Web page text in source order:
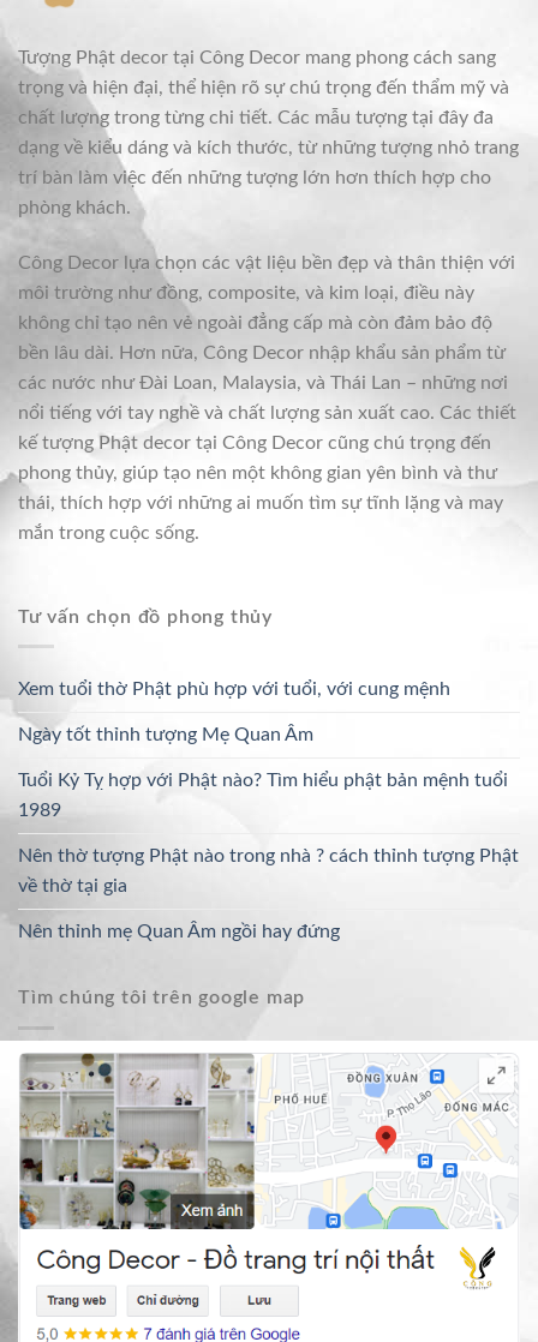
Tượng Phật decor tại Công Decor mang phong cách sang
trọng và hiện đại, thể hiện rõ sự chú trọng đến thẩm mỹ và
chất lượng trong từng chi tiết. Các mẫu tượng tại đây đa
dạng về kiểu dáng và kích thước, từ những tượng nhỏ trang
trí bàn làm việc đến những tượng lớn hơn thích hợp cho
phòng khách.
Công Decor lựa chọn các vật liệu bền đẹp và thân thiện với
môi trường như đồng, composite, và kim loại, điều này
không chỉ tạo nên vẻ ngoài đẳng cấp mà còn đảm bảo độ
bền lâu dài. Hơn nữa, Công Decor nhập khẩu sản phẩm từ
các nước như Đài Loan, Malaysia, và Thái Lan – những nơi
nổi tiếng với tay nghề và chất lượng sản xuất cao. Các thiết
kế tượng Phật decor tại Công Decor cũng chú trọng đến
phong thủy, giúp tạo nên một không gian yên bình và thư
thái, thích hợp với những ai muốn tìm sự tĩnh lặng và may
mắn trong cuộc sống.
Tư vấn chọn đồ phong thủy
Xem tuổi thờ Phật phù hợp với tuổi, với cung mệnh
Ngày tốt thỉnh tượng Mẹ Quan Âm
Tuổi Kỷ Tỵ hợp với Phật nào? Tìm hiểu phật bản mệnh tuổi
1989
Nên thờ tượng Phật nào trong nhà ? cách thỉnh tượng Phật
về thờ tại gia
Nên thỉnh mẹ Quan Âm ngồi hay đứng
Tìm chúng tôi trên google map